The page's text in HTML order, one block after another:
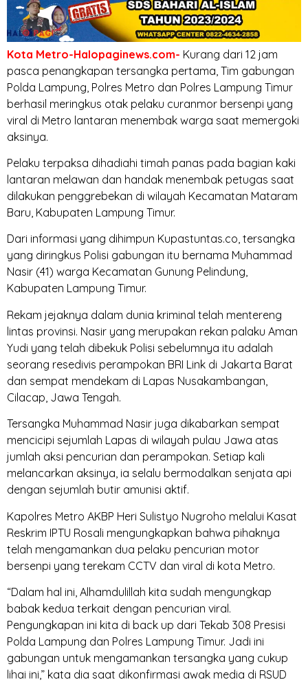
Kota Metro-Halopaginews.com- Kurang dari 12 jam
pasca penangkapan tersangka pertama, Tim gabungan
Polda Lampung, Polres Metro dan Polres Lampung Timur
berhasil meringkus otak pelaku curanmor bersenpi yang
viral di Metro lantaran menembak warga saat memergoki
aksinya.
Pelaku terpaksa dihadiahi timah panas pada bagian kaki
lantaran melawan dan handak menembak petugas saat
dilakukan penggrebekan di wilayah Kecamatan Mataram
Baru, Kabupaten Lampung Timur.
Dari informasi yang dihimpun Kupastuntas.co, tersangka
yang diringkus Polisi gabungan itu bernama Muhammad
Nasir (41) warga Kecamatan Gunung Pelindung,
Kabupaten Lampung Timur.
Rekam jejaknya dalam dunia kriminal telah mentereng
lintas provinsi. Nasir yang merupakan rekan palaku Aman
Yudi yang telah dibekuk Polisi sebelumnya itu adalah
seorang resedivis perampokan BRI Link di Jakarta Barat
dan sempat mendekam di Lapas Nusakambangan,
Cilacap, Jawa Tengah.
Tersangka Muhammad Nasir juga dikabarkan sempat
mencicipi sejumlah Lapas di wilayah pulau Jawa atas
jumlah aksi pencurian dan perampokan. Setiap kali
melancarkan aksinya, ia selalu bermodalkan senjata api
dengan sejumlah butir amunisi aktif.
Kapolres Metro AKBP Heri Sulistyo Nugroho melalui Kasat
Reskrim IPTU Rosali mengungkapkan bahwa pihaknya
telah mengamankan dua pelaku pencurian motor
bersenpi yang terekam CCTV dan viral di kota Metro.
“Dalam hal ini, Alhamdulillah kita sudah mengungkap
babak kedua terkait dengan pencurian viral.
Pengungkapan ini kita di back up dari Tekab 308 Presisi
Polda Lampung dan Polres Lampung Timur. Jadi ini
gabungan untuk mengamankan tersangka yang cukup
lihai ini,” kata dia saat dikonfirmasi awak media di RSUD